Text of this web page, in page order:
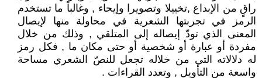
راقٍ من الإبداع ,تخييلا وتصويرا وإيحاء , وغالباً ما تستخدم
الرمز في تجربتها الشعرية في محاولة منها لإيصال
المعنى الذي تودّ إيصاله إلى المتلقي , وذلك من خلال
مفردة أو عبارة أو شخصية أو حتى مكان ما , فكل رمز
له دلالاته التي من خلاله تجعل للنصّ الشعري مساحة
واسعة من التأويل , وتعدد القراءات .